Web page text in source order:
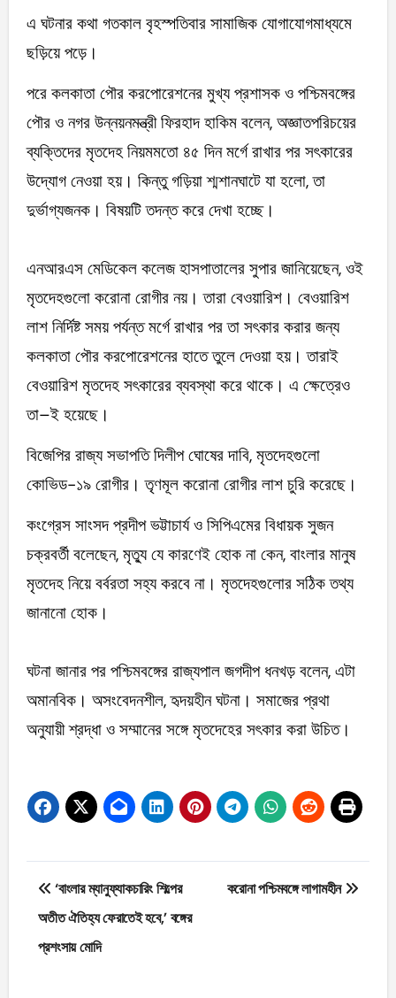
এ ঘটনার কথা গতকাল বৃহস্পতিবার সামাজিক যোগাযোগমাধ্যমে
ছড়িয়ে পড়ে।
পরে কলকাতা পৌর করপোরেশনের মুখ্য প্রশাসক ও পশ্চিমবঙ্গের
পৌর ও নগর উন্নয়নমন্ত্রী ফিরহাদ হাকিম বলেন, অজ্ঞাতপরিচয়ের
ব্যক্তিদের মৃতদেহ নিয়মমতো ৪৫ দিন মর্গে রাখার পর সৎকারের
উদ্যোগ নেওয়া হয়। কিন্তু গড়িয়া শ্মশানঘাটে যা হলো, তা
দুর্ভাগ্যজনক। বিষয়টি তদন্ত করে দেখা হচ্ছে।
এনআরএস মেডিকেল কলেজ হাসপাতালের সুপার জানিয়েছেন, ওই
মৃতদেহগুলো করোনা রোগীর নয়। তারা বেওয়ারিশ। বেওয়ারিশ
লাশ নির্দিষ্ট সময় পর্যন্ত মর্গে রাখার পর তা সৎকার করার জন্য
কলকাতা পৌর করপোরেশনের হাতে তুলে দেওয়া হয়। তারাই
বেওয়ারিশ মৃতদেহ সৎকারের ব্যবস্থা করে থাকে। এ ক্ষেত্রেও
তা–ই হয়েছে।
বিজেপির রাজ্য সভাপতি দিলীপ ঘোষের দাবি, মৃতদেহগুলো
কোভিড-১৯ রোগীর। তৃণমূল করোনা রোগীর লাশ চুরি করেছে।
কংগ্রেস সাংসদ প্রদীপ ভট্টাচার্য ও সিপিএমের বিধায়ক সুজন
চক্রবর্তী বলেছেন, মৃত্যু যে কারণেই হোক না কেন, বাংলার মানুষ
মৃতদেহ নিয়ে বর্বরতা সহ্য করবে না। মৃতদেহগুলোর সঠিক তথ্য
জানানো হোক।
ঘটনা জানার পর পশ্চিমবঙ্গের রাজ্যপাল জগদীপ ধনখড় বলেন, এটা
অমানবিক। অসংবেদনশীল, হৃদয়হীন ঘটনা। সমাজের প্রথা
অনুযায়ী শ্রদ্ধা ও সম্মানের সঙ্গে মৃতদেহের সৎকার করা উচিত।
Post
navigation
‘বাংলার ম্যানুফ্যাকচারিং শিল্পের
অতীত ঐতিহ্য ফেরাতেই হবে,’ বঙ্গের
প্রশংসায় মোদি
করোনা পশ্চিমবঙ্গে লাগামহীন